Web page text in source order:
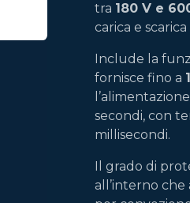
tra 180 V e
carica e scarica
Include la
fornisce fino a
secondi, con
millisecondi.
Il grado di
all’interno